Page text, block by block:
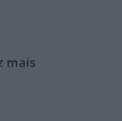
mais